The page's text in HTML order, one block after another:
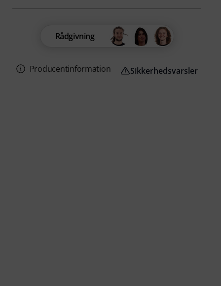
Rådgivning
Producentinformation Sikkerhedsvarsler